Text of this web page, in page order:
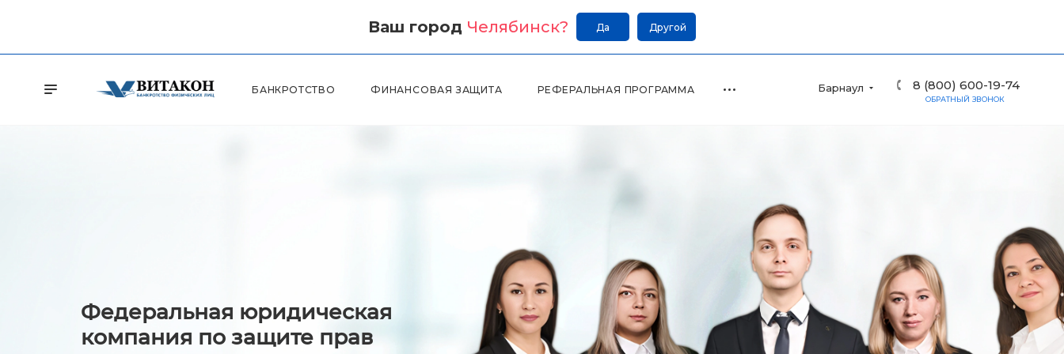
Ваш город Челябинск? Да Другой
Барнаул 8 (800) 600-19-74
БАНКРОТСТВО ФИНАНСОВАЯ ЗАЩИТА РЕФЕРАЛЬНАЯ ПРОГРАММА
ОБРАТНЫЙ ЗВОНОК
Федеральная юридическая
компания по защите прав